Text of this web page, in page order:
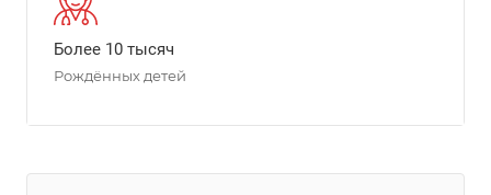
Более 10 тысяч
Рождённых детей